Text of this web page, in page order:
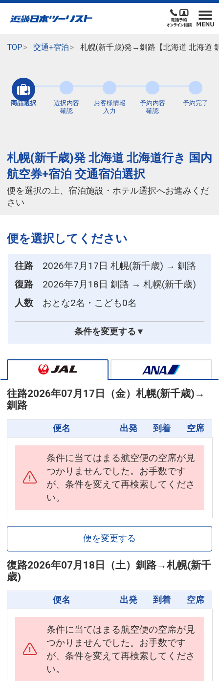
TOP 交通+宿泊 札幌(新千歳)発→釧路【北海道 北海道
商品選択
選択内容
確認
お客様情報
入力
予約内容
確認
予約完了
札幌(新千歳)発 北海道 北海道行き 国内
航空券+宿泊 交通宿泊選択
便を選択の上、宿泊施設・ホテル選択へお進みくだ
さい
便を選択してください
往路
2026年7月17日 札幌(新千歳) → 釧路
復路
2026年7月18日 釧路 → 札幌(新千歳)
人数
おとな2名・こども0名
条件を変更する▼
往路2026年07月17日（金） 札幌(新千歳) →
釧路
便名 出発 到着 空席
条件に当てはまる航空便の空席が見
つかりませんでした。お手数です
が、条件を変えて再検索してくださ
い。
便を変更する
復路2026年07月18日（土） 釧路→札幌(新千
歳)
便名 出発 到着 空席
条件に当てはまる航空便の空席が見
つかりませんでした。お手数です
が、条件を変えて再検索してくださ
い。